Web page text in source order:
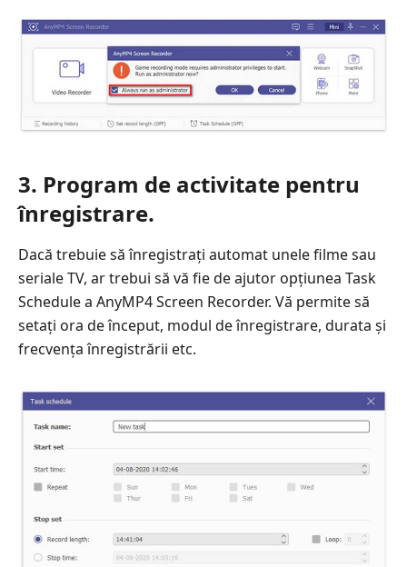
3. Program de activitate pentru
înregistrare.
Dacă trebuie să înregistrați automat unele filme sau
seriale TV, ar trebui să vă fie de ajutor opțiunea Task
Schedule a AnyMP4 Screen Recorder. Vă permite să
setați ora de început, modul de înregistrare, durata și
frecvența înregistrării etc.